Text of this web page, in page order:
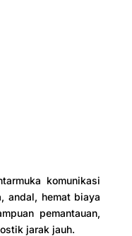
komunikasi
andal, hemat biaya
pemantauan,
jarak jauh.